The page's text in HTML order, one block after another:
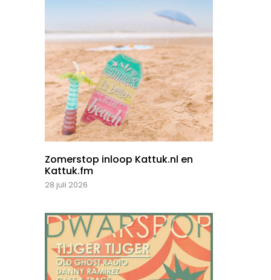
Zomerstop inloop Kattuk.nl en
Kattuk.fm
28 juli 2026